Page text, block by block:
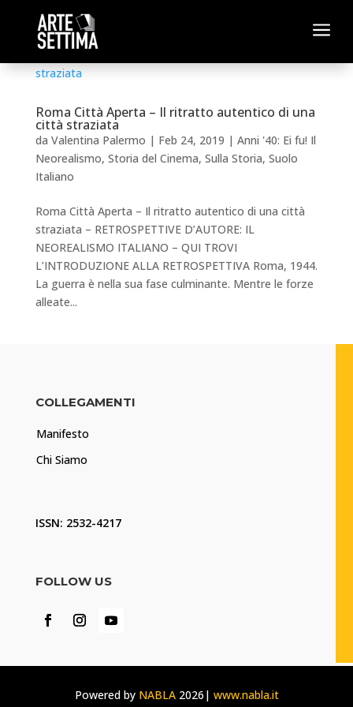
a
Roma Città Aperta – Il ritratto autentico di una
città straziata
da Valentina Palermo | Feb 24, 2019 | Anni '40: Ei fu! Il
Neorealismo, Storia del Cinema, Sulla Storia, Suolo
Italiano
Roma Città Aperta – Il ritratto autentico di una città
straziata – RETROSPETTIVE D’AUTORE: IL
NEOREALISMO ITALIANO – QUI TROVI
L’INTRODUZIONE ALLA RETROSPETTIVA Roma, 1944.
La guerra è nella sua fase culminante. Mentre le forze
alleate...
COLLEGAMENTI
Manifesto
Chi Siamo
ISSN: 2532-4217
FOLLOW US
Powered by NABLA2026| www.nabla.it